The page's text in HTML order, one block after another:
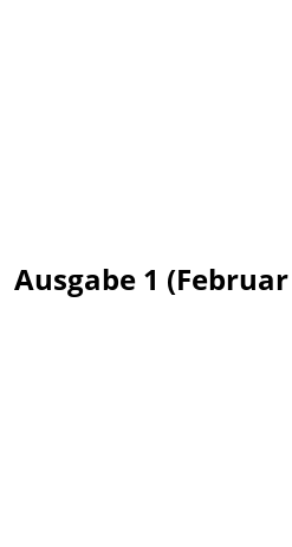
Ausgabe 1